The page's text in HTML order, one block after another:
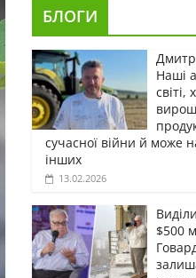
БЛОГИ
Наші
світі,
сучасної війни й може
інших
13.02.2026
$500